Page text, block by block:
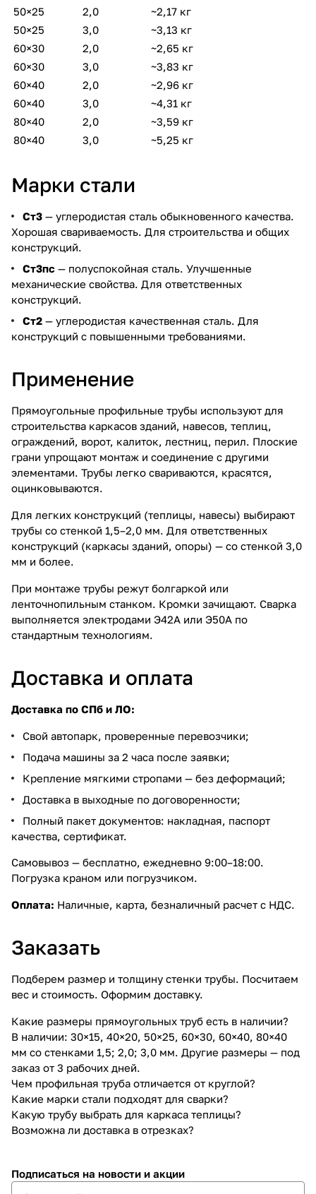
50×25
2,0
~2,17 кг
50×25
3,0
~3,13 кг
60×30
2,0
~2,65 кг
60×30
3,0
~3,83 кг
60×40
2,0
~2,96 кг
60×40
3,0
~4,31 кг
80×40
2,0
~3,59 кг
80×40
3,0 ~5,25 кг
Марки стали
Ст3 — углеродистая сталь обыкновенного качества.
Хорошая свариваемость. Для строительства и общих
конструкций.
Ст3пс — полуспокойная сталь. Улучшенные
механические свойства. Для ответственных
конструкций.
Ст2 — углеродистая качественная сталь. Для
конструкций с повышенными требованиями.
Применение
Прямоугольные профильные трубы используют для
строительства каркасов зданий, навесов, теплиц,
ограждений, ворот, калиток, лестниц, перил. Плоские
грани упрощают монтаж и соединение с другими
элементами. Трубы легко свариваются, красятся,
оцинковываются.
Для легких конструкций (теплицы, навесы) выбирают
трубы со стенкой 1,5–2,0 мм. Для ответственных
конструкций (каркасы зданий, опоры) — со стенкой 3,0
мм и более.
При монтаже трубы режут болгаркой или
ленточнопильным станком. Кромки зачищают. Сварка
выполняется электродами Э42А или Э50А по
стандартным технологиям.
Доставка и оплата
Доставка по СПб и ЛО:
Свой автопарк, проверенные перевозчики;
Подача машины за 2 часа после заявки;
Крепление мягкими стропами — без деформаций;
Доставка в выходные по договоренности;
Полный пакет документов: накладная, паспорт
качества, сертификат.
Самовывоз — бесплатно, ежедневно 9:00–18:00.
Погрузка краном или погрузчиком.
Оплата: Наличные, карта, безналичный расчет с НДС.
Заказать
Подберем размер и толщину стенки трубы. Посчитаем
вес и стоимость. Оформим доставку.
Какие размеры прямоугольных труб есть в наличии?
В наличии: 30×15, 40×20, 50×25, 60×30, 60×40, 80×40
мм со стенками 1,5; 2,0; 3,0 мм. Другие размеры — под
заказ от 3 рабочих дней.
Чем профильная труба отличается от круглой?
Какие марки стали подходят для сварки?
Какую трубу выбрать для каркаса теплицы?
Возможна ли доставка в отрезках?
Подписаться на новости и акции